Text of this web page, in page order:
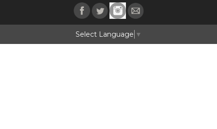
Select Language ▼